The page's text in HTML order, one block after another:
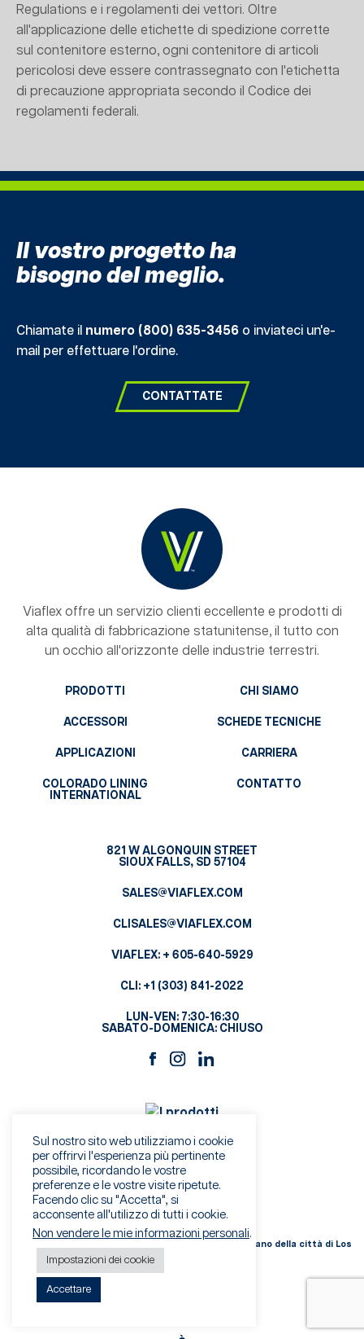
Regulations e i regolamenti dei vettori. Oltre
all'applicazione delle etichette di spedizione corrette
sul contenitore esterno, ogni contenitore di articoli
pericolosi deve essere contrassegnato con l'etichetta
di precauzione appropriata secondo il Codice dei
regolamenti federali.
Il vostro progetto ha
bisogno del meglio.
Chiamate il numero (800) 635-3456 o inviateci un'e-
mail per effettuare l'ordine.
CONTATTATE
Viaflex offre un servizio clienti eccellente e prodotti di
alta qualità di fabbricazione statunitense, il tutto con
un occhio all'orizzonte delle industrie terrestri.
PRODOTTI
ACCESSORI
APPLICAZIONI
COLORADO LINING
INTERNATIONAL
CHI SIAMO
SCHEDE TECNICHE
CARRIERA
CONTATTO
821 W ALGONQUIN STREET
SIOUX FALLS, SD 57104
SALES@VIAFLEX.COM
CLISALES@VIAFLEX.COM
VIAFLEX: + 605-640-5929
CLI: +1 (303) 841-2022
LUN-VEN: 7:30-16:30
SABATO-DOMENICA: CHIUSO
Certificazione degli standard di mitigazione del metano della città di Los
Sul nostro sito web utilizziamo i cookie
per offrirvi l'esperienza più pertinente
possibile, ricordando le vostre
preferenze e le vostre visite ripetute.
Facendo clic su "Accetta", si
acconsente all'utilizzo di tutti i cookie.
Non vendere le mie informazioni personali.
Impostazioni dei cookie
Accettare